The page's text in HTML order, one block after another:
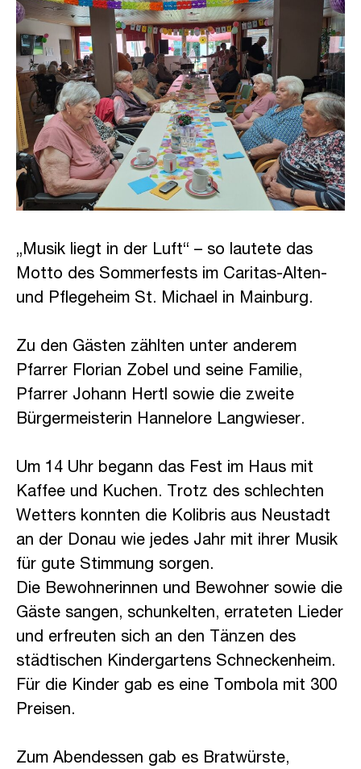
„Musik liegt in der Luft“ – so lautete das
Motto des Sommerfests im Caritas-Alten-
und Pflegeheim St. Michael in Mainburg.
Zu den Gästen zählten unter anderem
Pfarrer Florian Zobel und seine Familie,
Pfarrer Johann Hertl sowie die zweite
Bürgermeisterin Hannelore Langwieser.
Um 14 Uhr begann das Fest im Haus mit
Kaffee und Kuchen. Trotz des schlechten
Wetters konnten die Kolibris aus Neustadt
an der Donau wie jedes Jahr mit ihrer Musik
für gute Stimmung sorgen.
Die Bewohnerinnen und Bewohner sowie die
Gäste sangen, schunkelten, errateten Lieder
und erfreuten sich an den Tänzen des
städtischen Kindergartens Schneckenheim.
Für die Kinder gab es eine Tombola mit 300
Preisen.
Zum Abendessen gab es Bratwürste,